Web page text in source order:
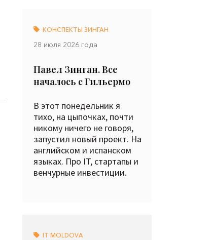
КОНСПЕКТЫ ЗИНГАН
28 июля 2026 года
Павел Зинган. Все
началось с Гильермо
В этот понедельник я
тихо, на цыпочках, почти
никому ничего не говоря,
запустил новый проект. На
английском и испанском
языках. Про IT, стартапы и
венчурные инвестиции.
IT MOLDOVA